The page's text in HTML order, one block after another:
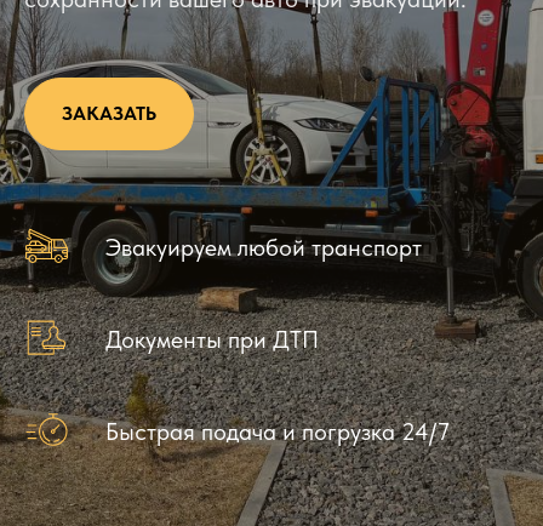
ЗАКАЗАТЬ
Эвакуируем любой транспорт
Документы при ДТП
Быстрая подача и погрузка 24/7